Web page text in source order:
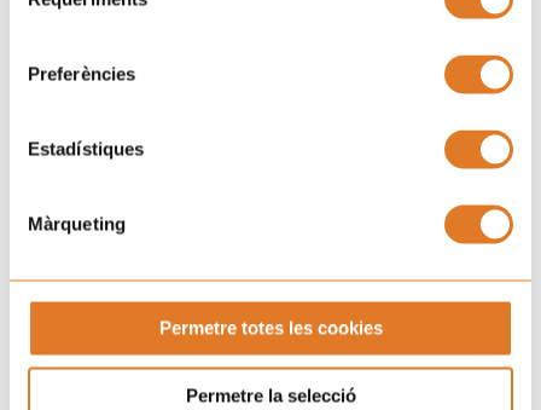
Preferències
Estadístiques
Màrqueting
Permetre totes les cookies
Permetre la selecció